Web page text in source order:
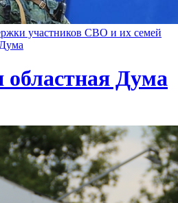
участников СВО и их семей
областная Дума